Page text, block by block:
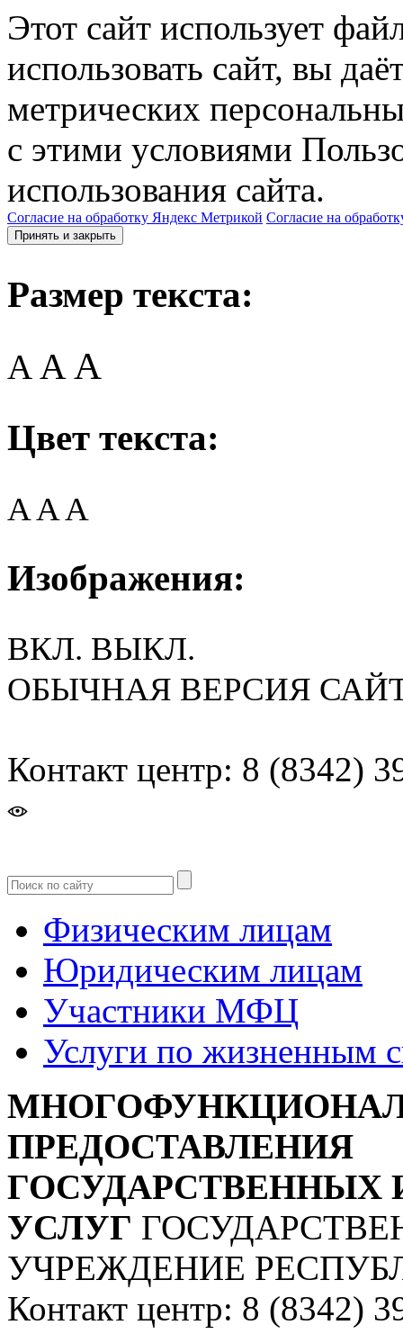
Этот сайт использует
использовать сайт, вы
метрических
с этими условиями
использования сайта.
Согласие на обработку Яндекс Метрикой Согласие на
Принять и закрыть
Размер текста:
A AA
Цвет текста:
AAA
Изображения:
ВКЛ. ВЫКЛ.
ОБЫЧНАЯ ВЕРСИЯ
Контакт центр: 8 (8342)
Физическим лицам
Юридическим лицам
Участники МФЦ
Услуги по жизненным
ПРЕДОСТАВЛЕНИЯ
УСЛУГ
УЧРЕЖДЕНИЕ
Контакт центр: 8 (8342)